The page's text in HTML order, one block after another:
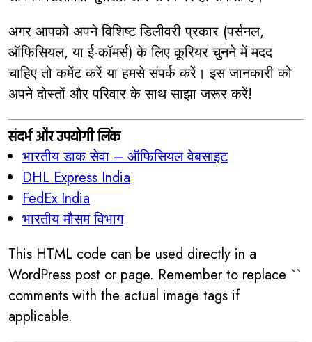
अगर आपको अपने विशिष्ट डिलीवरी प्रकार (पर्सनल,
ऑफिसियल, या ई-कॉमर्स) के लिए कूरियर चुनने में मदद
चाहिए तो कमेंट करें या हमसे संपर्क करें। इस जानकारी को
अपने दोस्तों और परिवार के साथ साझा जरूर करें!
संदर्भ और उपयोगी लिंक
भारतीय डाक सेवा – ऑफिसियल वेबसाइट
DHL Express India
FedEx India
भारतीय मौसम विभाग
This HTML code can be used directly in a
WordPress post or page. Remember to replace ``
comments with the actual image tags if
applicable.